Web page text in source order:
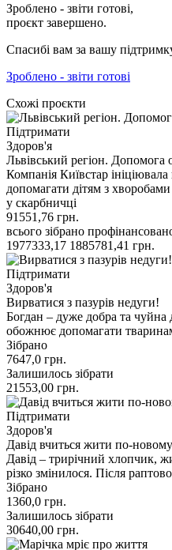
Зроблено - звіти готові,
проєкт завершено.
Спасибі вам за вашу
Зроблено - звіти готові
Схожі проєкти
Підтримати
Здоров'я
Львівський регіон. Допомога
Компанія Київстар
допомагати дітям з
у скарбничці
91551,76 грн.
всього зібрано
1977333,17 1885781,41 грн.
Підтримати
Здоров'я
Вирватися з пазурів недуги!
Богдан – дуже добра та чуйна
обожнює допомагати
Зібрано
7647,0 грн.
Залишилось зібрати
21553,00 грн.
Підтримати
Здоров'я
Давід вчиться жити по-новому
Давід – трирічний хлопчик,
різко змінилося. Після
Зібрано
1360,0 грн.
Залишилось зібрати
30640,00 грн.